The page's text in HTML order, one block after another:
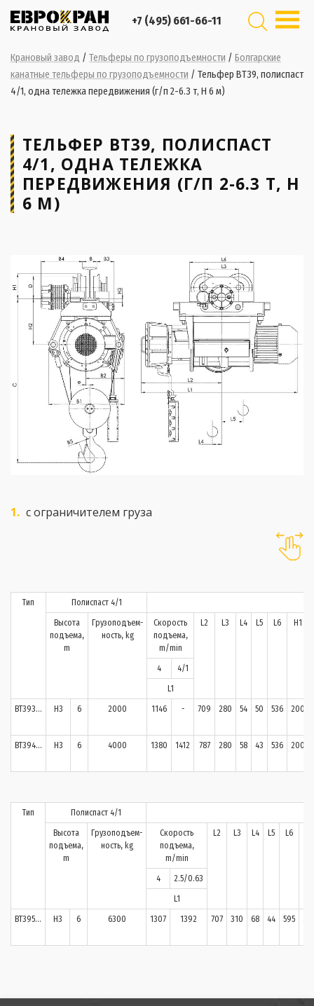
+7 (495) 661-66-11
Крановый завод / Тельферы по грузоподъемности / Болгарские
канатные тельферы по грузоподъемности / Тельфер ВТ39, полиспаст
4/1, одна тележка передвижения (г/п 2-6.3 т, H 6 м)
ТЕЛЬФЕР ВТ39, ПОЛИСПАСТ
4/1, ОДНА ТЕЛЕЖКА
ПЕРЕДВИЖЕНИЯ (Г/П 2-6.3 Т, H
6 М)
с ограничителем груза
Тип Полиспаст 4/1
Высота
подъема,
m
Грузоподъем-
ность, kg
Скорость
подъема,
m/min
L2 L3 L4 L5 L6 H1
4 4/1
L1
BT393… H3 6 2000 1146 - 709 280 54 50 536 200
BT394… H3 6 4000 1380 1412 787 280 58 43 536 200
Тип Полиспаст 4/1
Высота
подъема,
m
Грузоподъем-
ность, kg
Скорость
подъема,
m/min
L2 L3 L4 L5 L6
4 2.5/0.63
L1
BT395… H3 6 6300 1307 1392 707 310 68 44 595